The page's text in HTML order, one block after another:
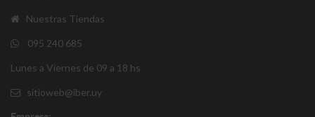
Nuestras Tiendas
095 240 685
Lunes a Viernes de 09 a 18 hs
sitioweb@iber.uy